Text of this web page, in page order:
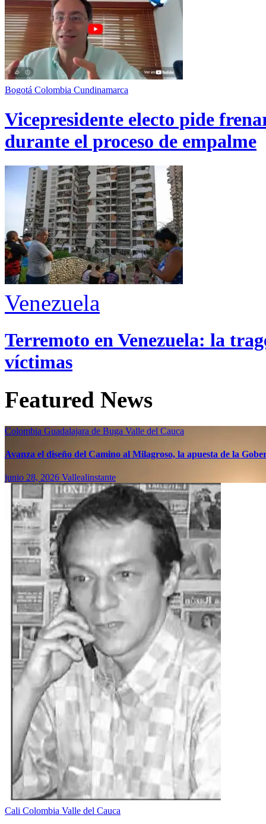
Bogotá Colombia Cundinamarca
Vicepresidente electo pide
durante el proceso de empalme
Venezuela
Terremoto en Venezuela: la
víctimas
Featured News
Colombia Guadalajara de Buga Valle del Cauca
Avanza el diseño del Camino al Milagroso, la apuesta de la
junio 28, 2026 Vallealinstante
Cali Colombia Valle del Cauca